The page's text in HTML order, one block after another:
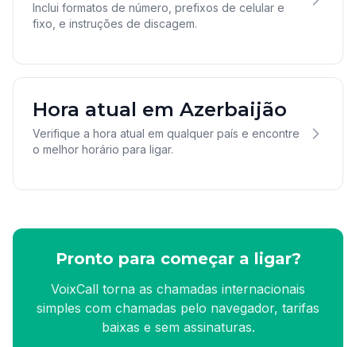
Inclui formatos de número, prefixos de celular e
fixo, e instruções de discagem.
Hora atual em Azerbaijão
Verifique a hora atual em qualquer país e encontre
o melhor horário para ligar.
Pronto para começar a ligar?
VoixCall torna as chamadas internacionais
simples com chamadas pelo navegador, tarifas
baixas e sem assinaturas.